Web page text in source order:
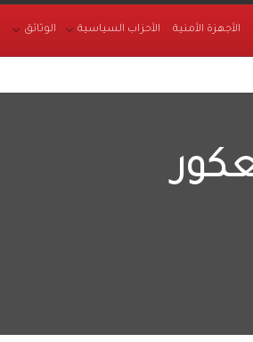
الأجهزة الأمنية الأحزاب السياسية الوثائق